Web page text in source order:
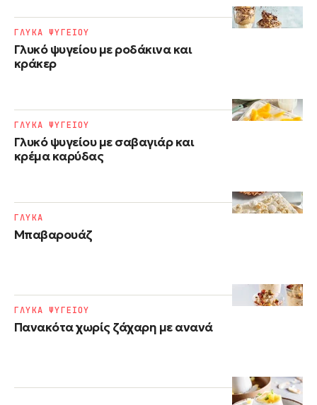
Γλυκό ψυγείου με ροδάκινα και
κράκερ
ΓΛΥΚΑ ΨΥΓΕΙΟΥ
Γλυκό ψυγείου με σαβαγιάρ και
κρέμα καρύδας
ΓΛΥΚΑ ΨΥΓΕΙΟΥ
Μπαβαρουάζ
ΓΛΥΚΑ
Πανακότα χωρίς ζάχαρη με ανανά
ΓΛΥΚΑ ΨΥΓΕΙΟΥ